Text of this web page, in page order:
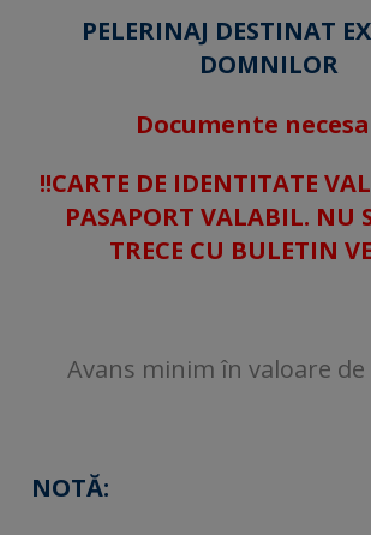
PELERINAJ DESTINAT
DOMNILOR
Documente
!!CARTE DE IDENTITATE
PASAPORT VALABIL. NU
TRECE CU BULETIN
Avans minim în valoare de
NOTĂ: